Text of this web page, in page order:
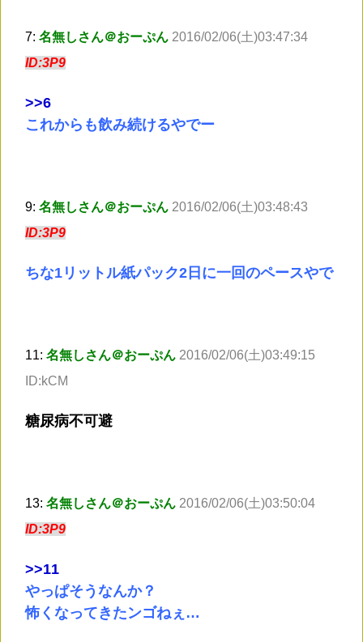
7: 名無しさん＠おーぷん 2016/02/06(土)03:47:34
ID:3P9
>>6
これからも飲み続けるやでー
9: 名無しさん＠おーぷん 2016/02/06(土)03:48:43
ID:3P9
ちな1リットル紙パック2日に一回のペースやで
11: 名無しさん＠おーぷん 2016/02/06(土)03:49:15
ID:kCM
糖尿病不可避
13: 名無しさん＠おーぷん 2016/02/06(土)03:50:04
ID:3P9
>>11
やっぱそうなんか？
怖くなってきたンゴねぇ…